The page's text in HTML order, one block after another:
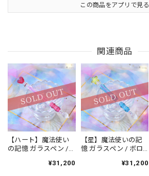
この商品をアプリで見る
関連商品
【ハート】魔法使い
の記憶 ガラスペン /
【cosmic town】¥31,200
【星】魔法使いの記
憶 ガラスペン / ボロ
town】250622-4¥31,200